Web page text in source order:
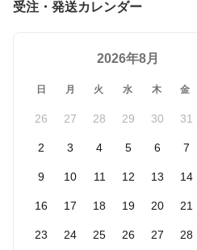
受注・発送カレンダー
2026年8月
日 月 火 水 木 金
26 27 28 29 30 31
2 3 4 5 6 7
9 10 11 12 13 14
16 17 18 19 20 21
23 24 25 26 27 28